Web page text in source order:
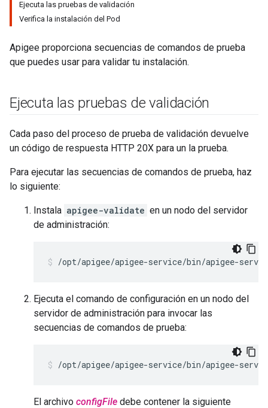
Ejecuta las pruebas de validación
Verifica la instalación del Pod
Apigee proporciona secuencias de comandos de prueba
que puedes usar para validar tu instalación.
Ejecuta las pruebas de validación
Cada paso del proceso de prueba de validación devuelve
un código de respuesta HTTP 20X para un la prueba.
Para ejecutar las secuencias de comandos de prueba, haz
lo siguiente:
Instala apigee-validate en un nodo del servidor
de administración:
/opt/apigee/apigee-service/bin/apigee-
Ejecuta el comando de configuración en un nodo del
servidor de administración para invocar las
secuencias de comandos de prueba:
/opt/apigee/apigee-service/bin/apigee-
El archivo configFile debe contener la siguiente